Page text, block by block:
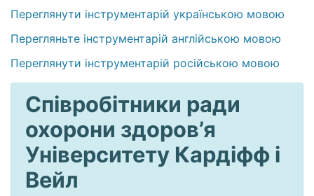
Переглянути інструментарій українською мовою
Перегляньте інструментарій англійською мовою
Переглянути інструментарій російською мовою
Співробітники ради
охорони здоров’я
Університету Кардіфф і
Вейл